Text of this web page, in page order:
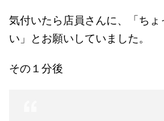
気付いたら店員さんに、「ち
い」とお願いしていました。
その１分後